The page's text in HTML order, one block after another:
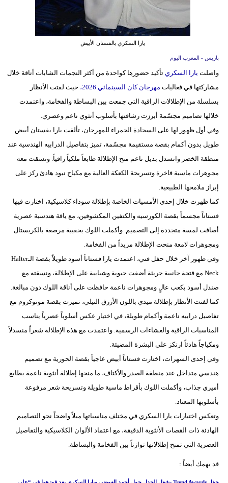
وتكنولوجيا
مدوَّنات
سيارات
يارا السكري بالفستان الأبيض
باريس - المغرب اليوم
واصلت يارا السكري تأكيد حضورها كواحدة من أكثر النجمات الشابات أناقة خلال
مشاركتها في فعاليات مهرجان كان السينمائي 2026،
حيث لفتت الأنظار
بسلسلة من الإطلالات الراقية التي جمعت بين البساطة والفخامة، واعتمدت
خلالها تصاميم مجسّمة أبرزت رشاقتها بأسلوب أنثوي ناعم وعصري.
وفي أول ظهور لها على السجادة الحمراء للمهرجان، تألقت يارا بفستان أبيض
طويل بدون أكمام بقصة مستقيمة مجسّمة، تميز بتفاصيل الدرابيه الهندسية عند
منطقة الخصر وانسدل بذيل ناعم منح الإطلالة طابعاً ملكياً راقياً. ونسقت معه
مجوهرات ماسية فاخرة وتسريحة الكعكة العالية مع مكياج نيود هادئ ركز على
إبراز ملامحها الطبيعية.
كما ظهرت خلال إحدى الأمسيات الخاصة بإطلالة سوداء كلاسيكية، اختارت فيها
فستاناً مجسماً بقصة الكورسيه والكتفين المكشوفين، مع ياقة هندسية عصرية
أضافت لمسة متجددة إلى التصميم. وأكملت اللوك بحقيبة مرصعة بالكريستال
ومجوهرات لامعة منحت الإطلالة مزيداً من الفخامة.
وفي ظهور آخر خلال حفل فني، اعتمدت يارا فستاناً أسود طويلاً بقصة الـHalter
Neck مع فتحة جانبية جريئة أضفت حيوية وشبابية على الإطلالة، ونسقته مع
صندل أسود بكعب عالٍ ومجوهرات ناعمة حافظت على أناقة اللوك دون مبالغة.
كما لفتت الأنظار بإطلالة ميدي باللون الأزرق النيلي، تميزت بقصة مونوكروم مع
تفاصيل درابيه ناعمة وأكمام طويلة، في اختيار عكس أسلوباً عصرياً يناسب
المناسبات الراقية والعشاءات الرسمية. واعتمدت مع هذه الإطلالة شعراً منسدلاً
ومكياجاً هادئاً ارتكز على البشرة المضيئة.
وفي إحدى السهرات، اختارت فستاناً أبيض عاجياً بقصة الحورية مع تصميم
هندسي متداخل عند منطقة الصدر والأكتاف، ما منحها إطلالة أنثوية ناعمة بطابع
أميري جذاب، وأكملت اللوك بأقراط ماسية طويلة وتسريحة شعر مرفوعة
بأسلوبها المعتاد.
وتعكس اختيارات يارا السكري في مختلف مناسباتها ميلاً واضحاً نحو التصاميم
الهادئة ذات القصات الأنثوية الدقيقة، مع اعتماد الألوان الكلاسيكية والتفاصيل
العصرية التي تمنح إطلالاتها توازناً بين الفخامة والبساطة.
قد يهمك أيضاً :